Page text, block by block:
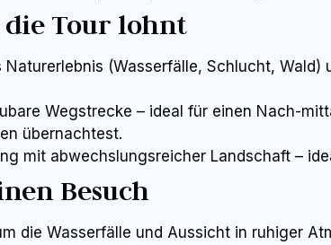
Tour lohnt
Naturerlebnis (Wasserfälle, Schlucht,
Wegstrecke – ideal für einen Nach-
übernachtest.
mit abwechslungsreicher Landschaft –
Besuch
die Wasserfälle und Aussicht in ruhiger